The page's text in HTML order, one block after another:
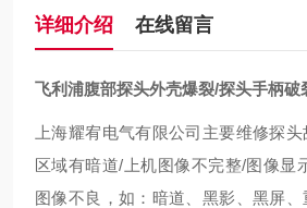
详细介绍 在线留言
飞利浦腹部探头外壳爆裂/探头手柄破
上海耀宥电气有限公司主要维修探
区域有暗道/上机图像不完整/图像显
图像不良，如：暗道、黑影、黑屏、